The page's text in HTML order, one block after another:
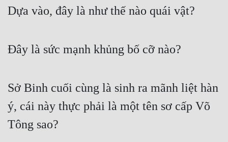
Ngược
Nữ Phụ
Phương Tây
Phản Phái
Quan Trường
Dựa vào, đây là như thế nào quái vật?
Đây là sức mạnh khủng bố cỡ nào?
Sở Binh cuối cùng là sinh ra mãnh liệt hàn
ý, cái này thực phải là một tên sơ cấp Võ
Tông sao?